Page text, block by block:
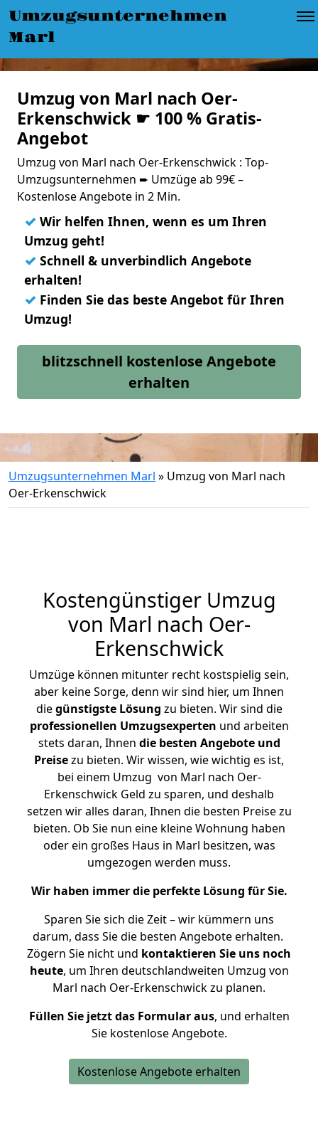
Umzugsunternehmen
Marl
Umzug von Marl nach Oer-
Erkenschwick ☛ 100 % Gratis-
Angebot
Umzug von Marl nach Oer-Erkenschwick : Top-
Umzugsunternehmen ➨ Umzüge ab 99€ –
Kostenlose Angebote in 2 Min.
✓ Wir helfen Ihnen, wenn es um Ihren
Umzug geht!
✓ Schnell & unverbindlich Angebote
erhalten!
✓ Finden Sie das beste Angebot für Ihren
Umzug!
blitzschnell kostenlose Angebote
erhalten
Umzugsunternehmen Marl » Umzug von Marl nach
Oer-Erkenschwick
Kostengünstiger Umzug
von Marl nach Oer-
Erkenschwick
Umzüge können mitunter recht kostspielig sein,
aber keine Sorge, denn wir sind hier, um Ihnen
diegünstigste Lösung zu bieten. Wir sind die
professionellen Umzugsexperten und arbeiten
stets daran, Ihnen die besten Angebote und
Preisezu bieten. Wir wissen, wie wichtig es ist,
bei einem Umzug von Marl nach Oer-
Erkenschwick Geld zu sparen, und deshalb
setzen wir alles daran, Ihnen die besten Preise zu
bieten. Ob Sie nun eine kleine Wohnung haben
oder ein großes Haus in Marl besitzen, was
umgezogen werden muss.
Wir haben immer die perfekte Lösung für Sie.
Sparen Sie sich die Zeit – wir kümmern uns
darum, dass Sie die besten Angebote erhalten.
Zögern Sie nicht und kontaktieren Sie uns noch
heute, um Ihren deutschlandweiten Umzug von
Marl nach Oer-Erkenschwick zu planen.
Füllen Sie jetzt das Formular aus, und erhalten
Sie kostenlose Angebote.
Kostenlose Angebote erhalten